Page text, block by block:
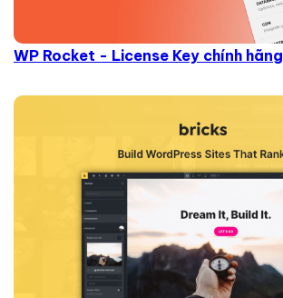
WP Rocket - License Key chính hãng